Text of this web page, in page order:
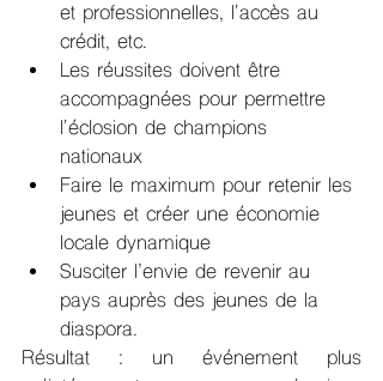
et professionnelles, l'accès au
crédit, etc.
Les réussites doivent être
accompagnées pour permettre
l'éclosion de champions
nationaux
Faire le maximum pour retenir les
jeunes et créer une économie
locale dynamique
Susciter l’envie de revenir au
pays auprès des jeunes de la
diaspora.
Résultat : un événement plus